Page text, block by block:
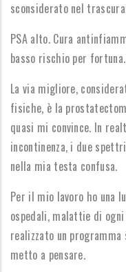
sconsiderato nel
PSA alto. Cura
basso rischio per fortuna.
La via migliore,
fisiche, è la
quasi mi convince. In
incontinenza, i due
nella mia testa confusa.
Per il mio lavoro ho una
ospedali, malattie di
realizzato un
metto a pensare.